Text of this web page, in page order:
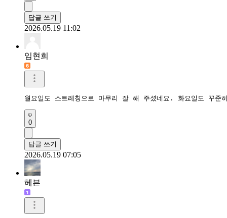
답글 쓰기
2026.05.19 11:02
임현희
월요일도 스트레칭으로 마무리 잘 해 주셨네요. 화요일도 꾸준
0
답글 쓰기
2026.05.19 07:05
헤븐